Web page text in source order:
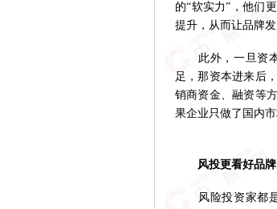
的“软实力”，他们
提升，从而让品牌发
此外，一旦资本
足，那资本进来后
销商资金、融资等
果企业只做了国内
风投更看好品
风险投资家都是